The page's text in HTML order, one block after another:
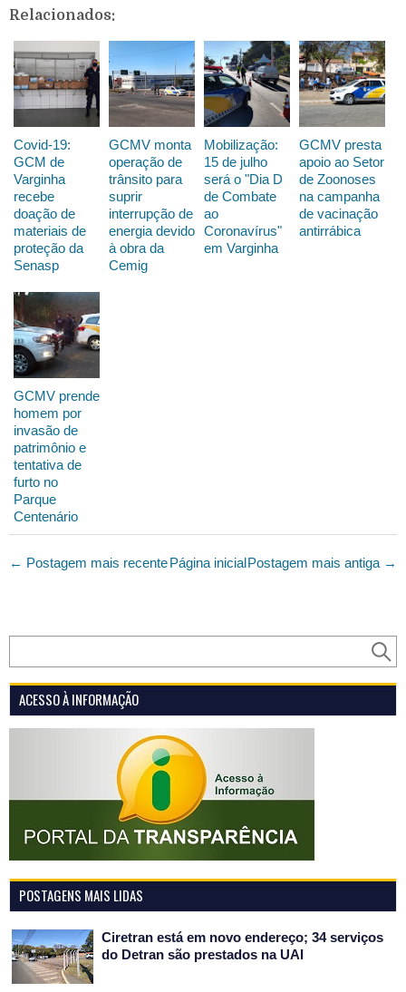
Relacionados:
Covid-19:
GCM de
Varginha
recebe
doação de
materiais de
proteção da
Senasp
GCMV monta
operação de
trânsito para
suprir
interrupção de
energia devido
à obra da
Cemig
Mobilização:
15 de julho
será o "Dia D
de Combate
ao
Coronavírus"
em Varginha
GCMV presta
apoio ao Setor
de Zoonoses
na campanha
de vacinação
antirrábica
GCMV prende
homem por
invasão de
patrimônio e
tentativa de
furto no
Parque
Centenário
← Postagem mais recente Postagem mais antiga →
Página inicial
ACESSO À INFORMAÇÃO
POSTAGENS MAIS LIDAS
Ciretran está em novo endereço; 34 serviços
do Detran são prestados na UAI